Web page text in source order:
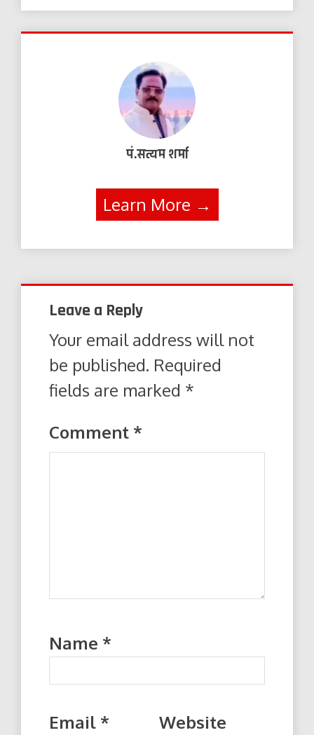
पं.सत्यम शर्मा
Learn More →
Leave a Reply
Your email address will not
be published. Required
fields are marked *
Comment *
Name *
Email * Website